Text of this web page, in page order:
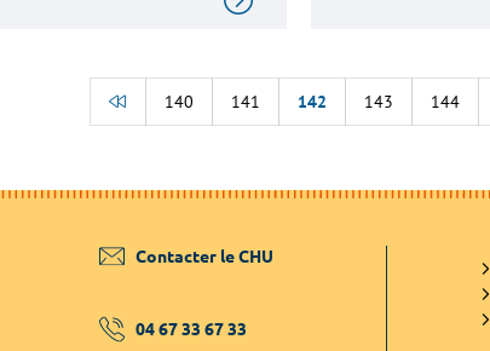
140 141 142 143 144
Contacter le CHU
04 67 33 67 33